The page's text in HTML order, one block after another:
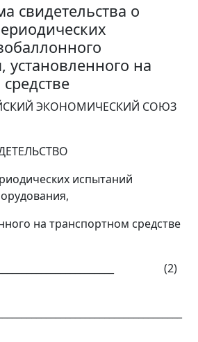
свидетельства о
установленного на
ЭКОНОМИЧЕСКИЙ СОЮЗ
испытаний
на транспортном средстве
(2)